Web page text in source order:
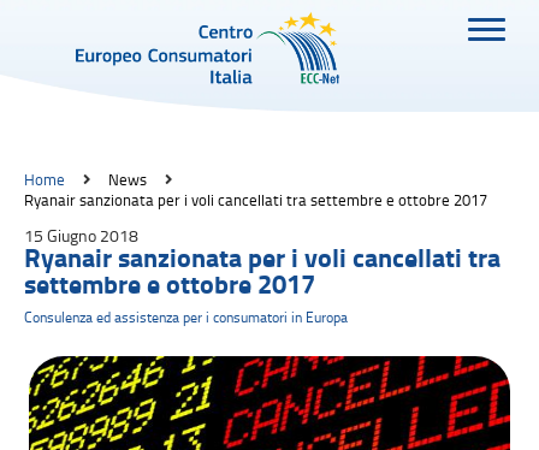
Home
News
Ryanair sanzionata per i voli cancellati tra settembre e ottobre 2017
15 Giugno 2018
Ryanair sanzionata per i voli cancellati tra
settembre e ottobre 2017
Consulenza ed assistenza per i consumatori in Europa